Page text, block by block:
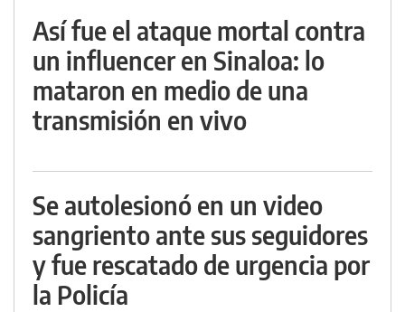
Así fue el ataque mortal contra
un influencer en Sinaloa: lo
mataron en medio de una
transmisión en vivo
Se autolesionó en un video
sangriento ante sus seguidores
y fue rescatado de urgencia por
la Policía